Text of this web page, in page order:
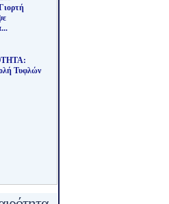
Τυφλών